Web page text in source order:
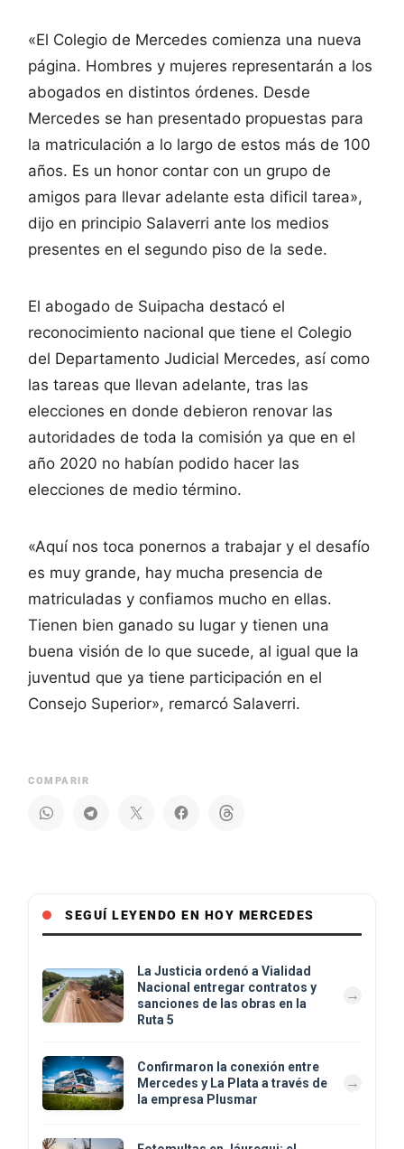
«El Colegio de Mercedes comienza una nueva
página. Hombres y mujeres representarán a los
abogados en distintos órdenes. Desde
Mercedes se han presentado propuestas para
la matriculación a lo largo de estos más de 100
años. Es un honor contar con un grupo de
amigos para llevar adelante esta dificil tarea»,
dijo en principio Salaverri ante los medios
presentes en el segundo piso de la sede.
El abogado de Suipacha destacó el
reconocimiento nacional que tiene el Colegio
del Departamento Judicial Mercedes, así como
las tareas que llevan adelante, tras las
elecciones en donde debieron renovar las
autoridades de toda la comisión ya que en el
año 2020 no habían podido hacer las
elecciones de medio término.
«Aquí nos toca ponernos a trabajar y el desafío
es muy grande, hay mucha presencia de
matriculadas y confiamos mucho en ellas.
Tienen bien ganado su lugar y tienen una
buena visión de lo que sucede, al igual que la
juventud que ya tiene participación en el
Consejo Superior», remarcó Salaverri.
COMPARIR
SEGUÍ LEYENDO EN HOY MERCEDES
La Justicia ordenó a Vialidad
Nacional entregar contratos y
sanciones de las obras en la
Ruta 5
Confirmaron la conexión entre
Mercedes y La Plata a través de
la empresa Plusmar